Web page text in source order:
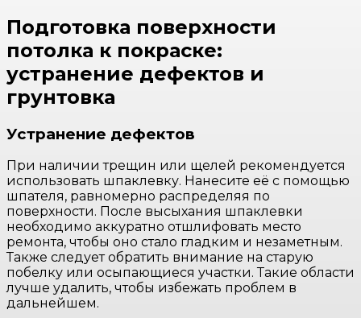
Подготовка поверхности
потолка к покраске:
устранение дефектов и
грунтовка
Устранение дефектов
При наличии трещин или щелей рекомендуется
использовать шпаклевку. Нанесите её с помощью
шпателя, равномерно распределяя по
поверхности. После высыхания шпаклевки
необходимо аккуратно отшлифовать место
ремонта, чтобы оно стало гладким и незаметным.
Также следует обратить внимание на старую
побелку или осыпающиеся участки. Такие области
лучше удалить, чтобы избежать проблем в
дальнейшем.